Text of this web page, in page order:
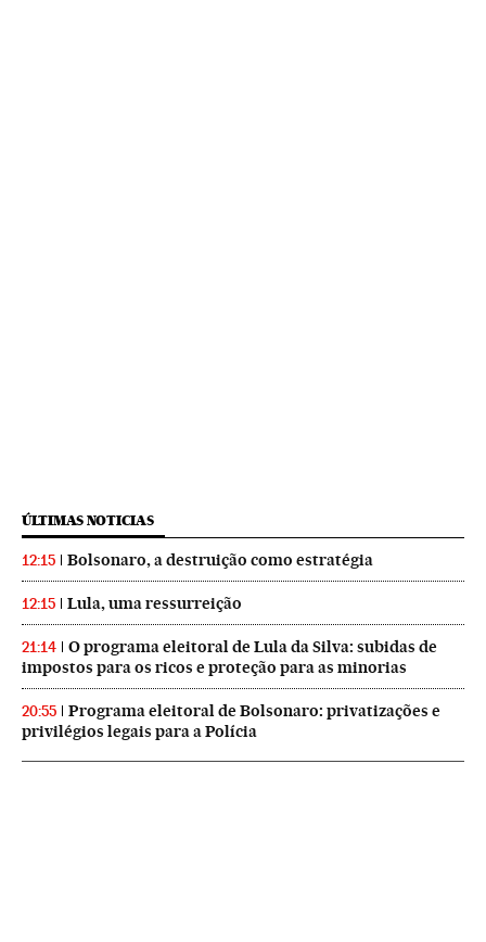
ÚLTIMAS NOTICIAS
12:15 Bolsonaro, a destruição como estratégia
12:15 Lula, uma ressurreição
21:14
O programa eleitoral de Lula da Silva: subidas de
impostos para os ricos e proteção para as minorias
20:55
Programa eleitoral de Bolsonaro: privatizações e
privilégios legais para a Polícia